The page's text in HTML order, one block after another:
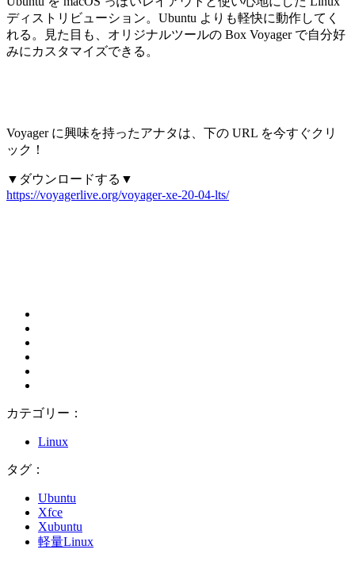
ディストリビューション。Ubuntu よりも軽快に動作してく
れる。見た目も、オリジナルツールの Box Voyager で自分好
みにカスタマイズできる。
Voyager に興味を持ったアナタは、下の URL を今すぐクリ
ック！
▼ダウンロードする▼
https://voyagerlive.org/voyager-xe-20-04-lts/
カテゴリー：
Linux
タグ：
Ubuntu
Xfce
Xubuntu
軽量Linux